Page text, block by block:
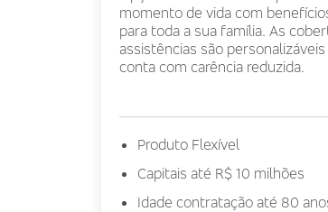
momento de vida com
para toda a sua família. As
assistências são
conta com carência reduzida.
Produto Flexível
Capitais até R$ 10 milhões
Idade contratação até 80